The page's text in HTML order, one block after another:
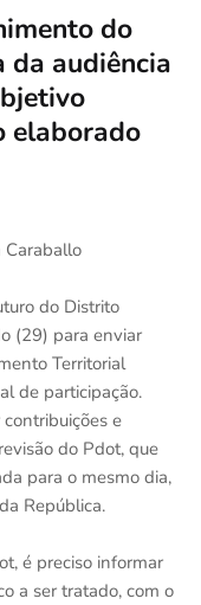
do
audiência
elaborado
Caraballo
do Distrito
(29) para enviar
Territorial
de participação.
e
do Pdot, que
para o mesmo dia,
República.
é preciso informar
a ser tratado, com o